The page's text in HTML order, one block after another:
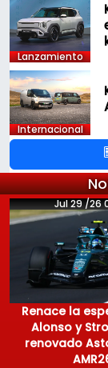
Lanzamiento
Internacional
Jul 29 /26
Renace la
Alonso y
renovado